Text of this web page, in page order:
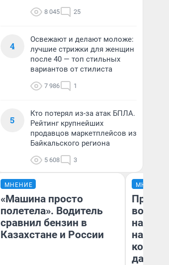
8 045 25
4
Освежают и делают моложе:
лучшие стрижки для женщин
после 40 — топ стильных
вариантов от стилиста
7 986 1
5
Кто потерял из-за атак БПЛА.
Рейтинг крупнейших
продавцов маркетплейсов из
Байкальского региона
5 608 3
МНЕНИЕ
«Машина просто
полетела». Водитель
сравнил бензин в
Казахстане и России
МНЕНИЕ
нам
даже